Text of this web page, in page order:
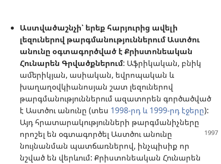
Աստվածաշնչի՝ երեք հարյուրից ավելի
լեզուներով թարգմանություններում Աստծու
անունը օգտագործված է Քրիստոնեական
Հունարեն Գրվածքներում: Աֆրիկական, բնիկ
ամերիկյան, ասիական, եվրոպական և
խաղաղօվկիանոսյան շատ լեզուներով
թարգմանություններում ազատորեն գործածված
է Աստծու անունը (տես 1998-րդ և 1999-րդ էջերը):
Այդ հրատարակությունների թարգմանիչները
որոշել են օգտագործել Աստծու անունը
նույնանման պատճառներով, ինչպիսիք որ
նշված են վերևում: Քրիստոնեական Հունարեն